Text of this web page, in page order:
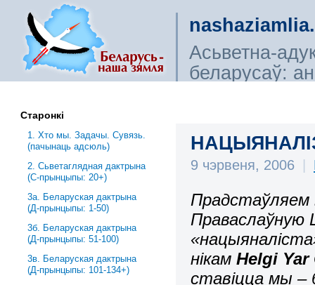
Асьветна-
беларусаў:
9 чэрвеня, 2006 |
Прадстаўляем
Праваслаўную
нікамHelgi Yar
ставіцца мы –
Старонкі
1. Хто мы. Задачы. Сувязь.
(пачынаць адсюль)
2. Сьветаглядная дактрына
(С-прынцыпы: 20+)
3a. Беларуская дактрына
(Д-прынцыпы: 1-50)
3б. Беларуская дактрына
(Д-прынцыпы: 51-100)
3в. Беларуская дактрына
(Д-прынцыпы: 101-134+)